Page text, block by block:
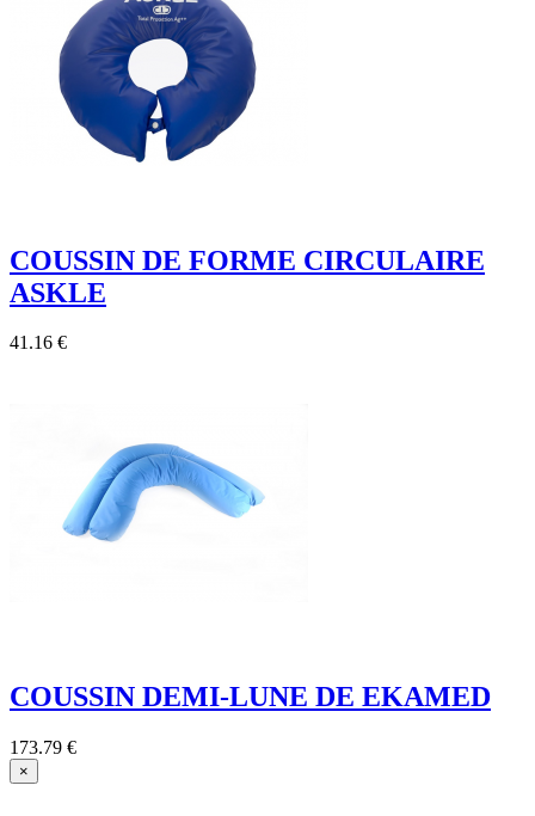
COUSSIN DE FORME CIRCULAIRE
ASKLE
41.16 €
COUSSIN DEMI-LUNE DE EKAMED
173.79 €
×